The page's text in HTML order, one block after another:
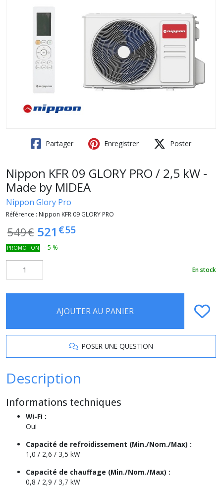
Partager Enregistrer Poster
Nippon KFR 09 GLORY PRO / 2,5 kW -
Made by MIDEA
Nippon Glory Pro
Référence : Nippon KFR 09 GLORY PRO
549€ 521 €55
PROMOTION -5 %
En stock
AJOUTER AU PANIER
POSER UNE QUESTION
Description
Informations techniques
Wi-Fi :
Oui
Capacité de refroidissement (Min./Nom./Max) :
1,0 / 2,6 / 3,5 kW
Capacité de chauffage (Min./Nom./Max) :
0,8 / 2,9 / 3,7 kW